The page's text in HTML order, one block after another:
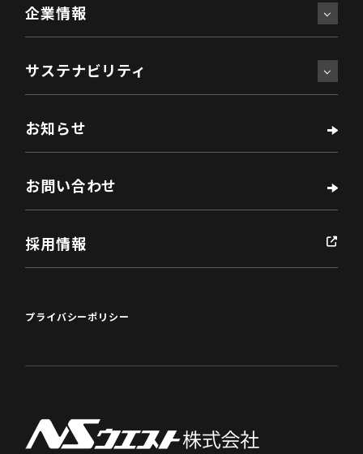
企業情報
サステナビリティ
お知らせ
お問い合わせ
採用情報
プライバシーポリシー